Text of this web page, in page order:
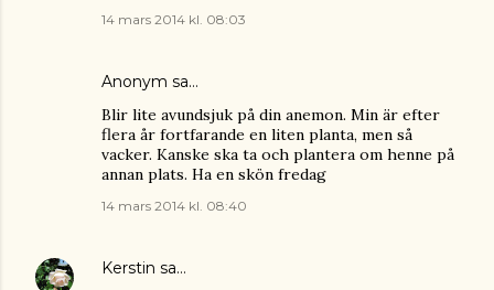
14 mars 2014 kl. 08:03
Anonym sa…
Blir lite avundsjuk på din anemon. Min är efter
flera år fortfarande en liten planta, men så
vacker. Kanske ska ta och plantera om henne på
annan plats. Ha en skön fredag
14 mars 2014 kl. 08:40
Kerstin sa…